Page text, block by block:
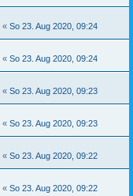
« So 23. Aug 2020, 09:24
« So 23. Aug 2020, 09:24
« So 23. Aug 2020, 09:23
« So 23. Aug 2020, 09:23
« So 23. Aug 2020, 09:22
« So 23. Aug 2020, 09:22